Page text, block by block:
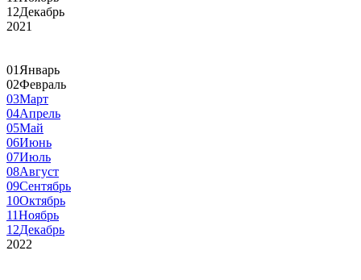
12Декабрь
2021
01 Январь
02Февраль
03Март
04Апрель
05Май
06Июнь
07Июль
08Август
09Сентябрь
10Октябрь
11Ноябрь
12Декабрь
2022